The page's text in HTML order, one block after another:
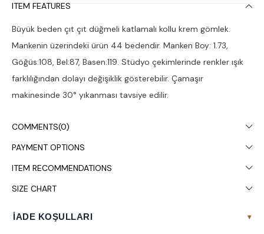
ITEM FEATURES
Büyük beden çıt çıt düğmeli katlamalı kollu krem gömlek.
Mankenin üzerindeki ürün 44 bedendir. Manken Boy: 1.73,
Göğüs:108, Bel:87, Basen:119. Stüdyo çekimlerinde renkler ışık
farklılığından dolayı değişiklik gösterebilir. Çamaşır
makinesinde 30° yıkanması tavsiye edilir.
COMMENTS(0)
PAYMENT OPTIONS
ITEM RECOMMENDATIONS
SIZE CHART
İADE KOŞULLARI ▾